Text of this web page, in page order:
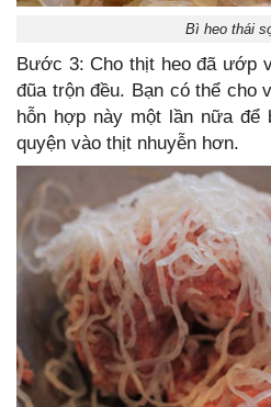
Bì heo thái
Bước 3: Cho thịt heo đã ướp
đũa trộn đều. Bạn có thể cho
hỗn hợp này một lần nữa để
quyện vào thịt nhuyễn hơn.